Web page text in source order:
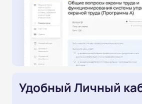
Удобный Личный